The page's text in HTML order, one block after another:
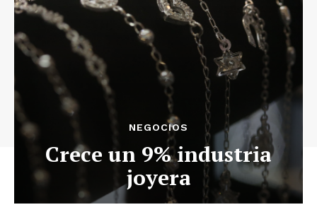
NEGOCIOS
Crece un 9% industria
joyera